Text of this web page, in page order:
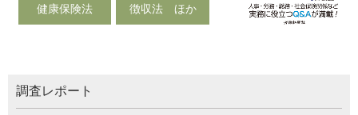
健康保険法 徴収法 ほか
調査レポート